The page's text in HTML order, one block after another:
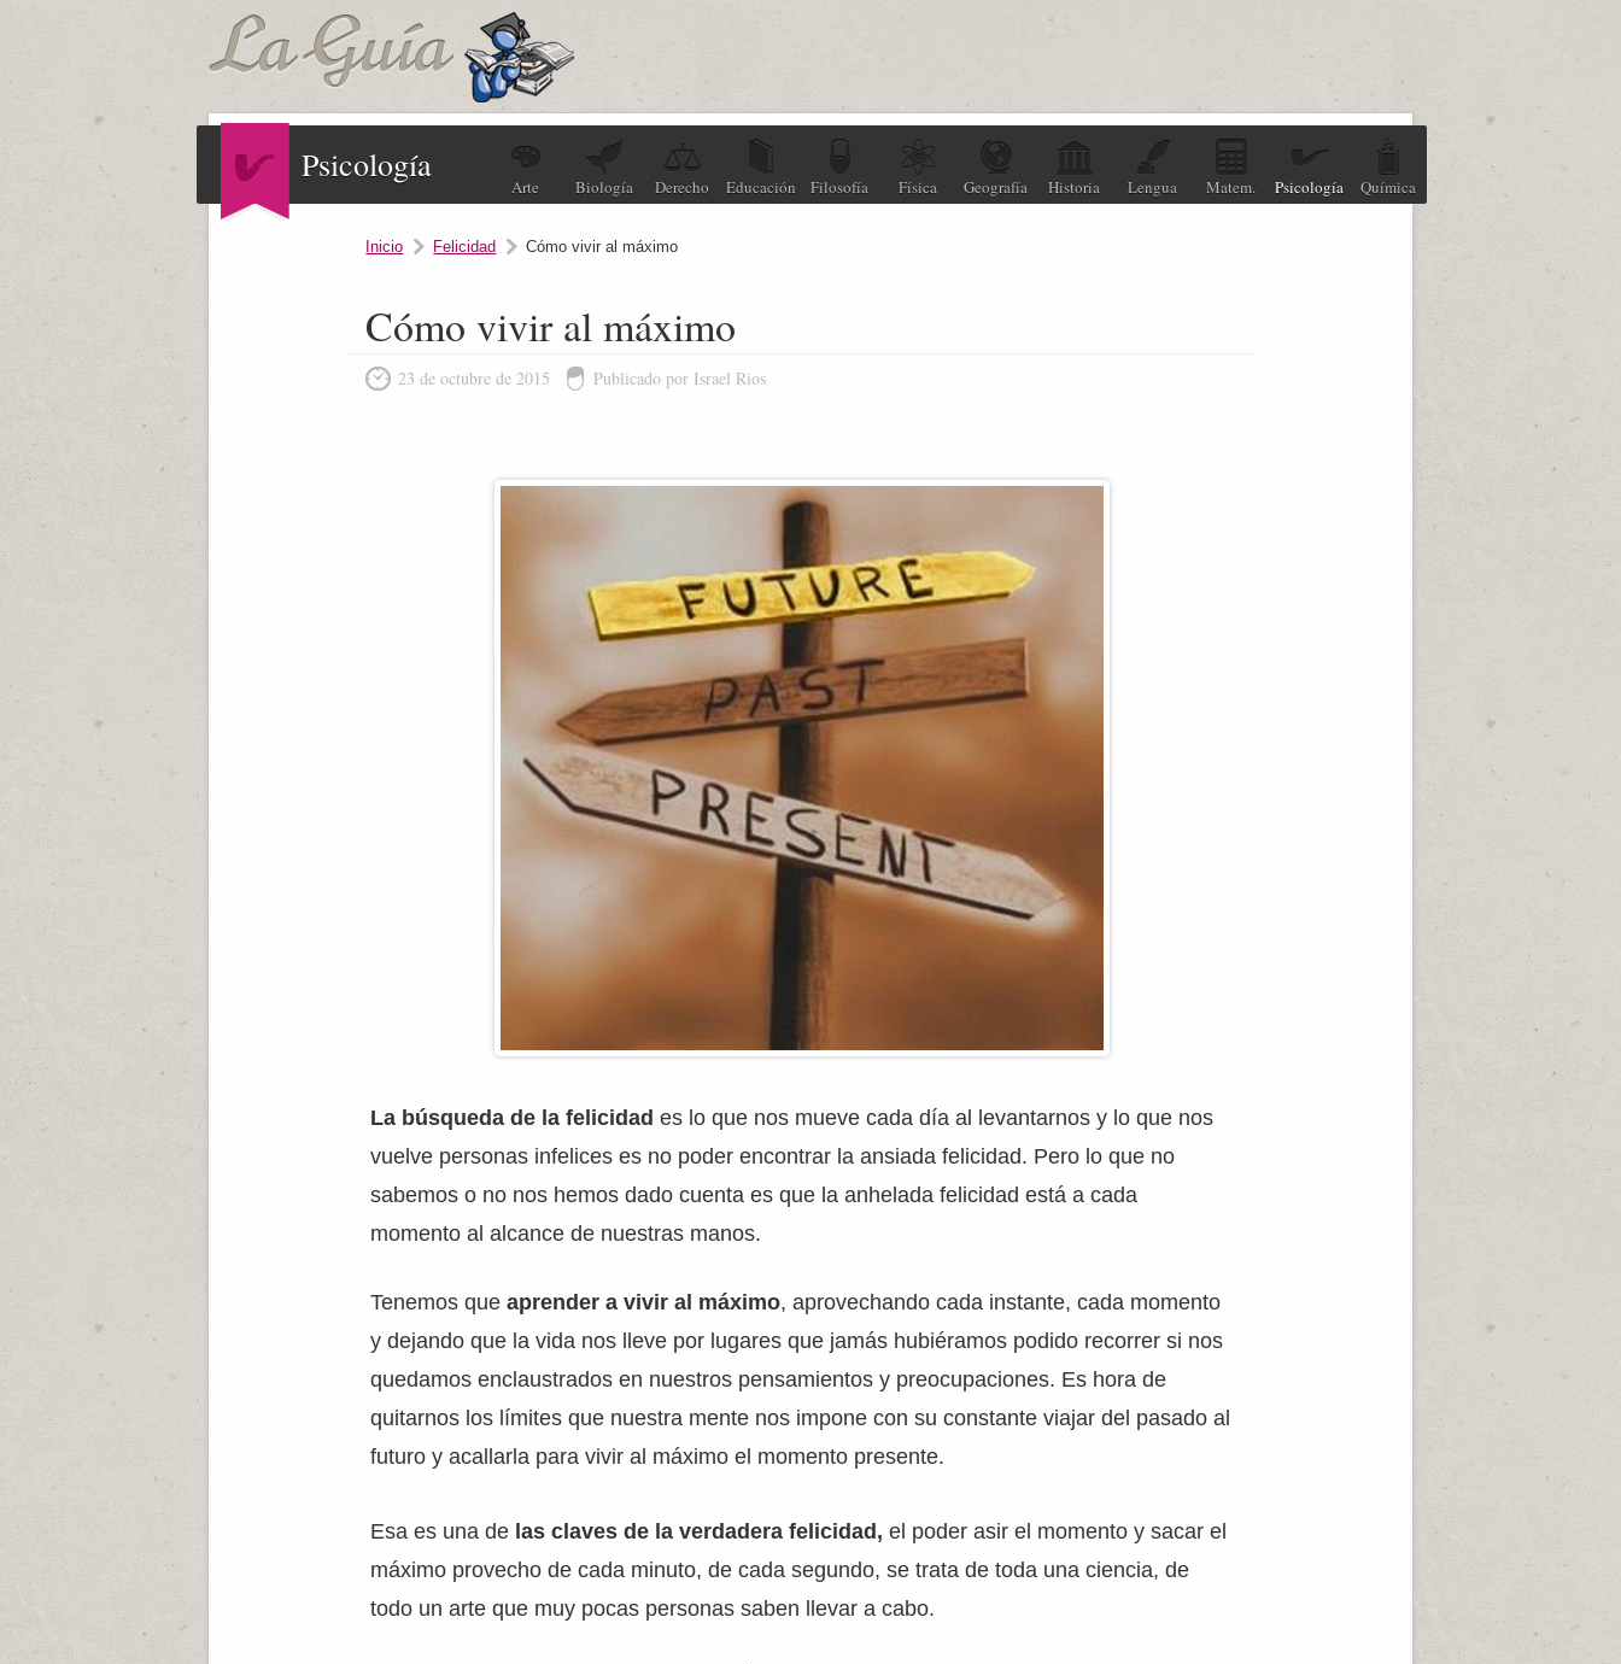
Psicología
Arte Biología Derecho Educación Filosofía Física Geografía Historia Lengua Matem. Psicología Química
Inicio Felicidad Cómo vivir al máximo
Cómo vivir al máximo
23 de octubre de 2015 Publicado por Israel Rios
La búsqueda de la felicidad es lo que nos mueve cada día al levantarnos y lo que nos
vuelve personas infelices es no poder encontrar la ansiada felicidad. Pero lo que no
sabemos o no nos hemos dado cuenta es que la anhelada felicidad está a cada
momento al alcance de nuestras manos.
Tenemos queaprender a vivir al máximo, aprovechando cada instante, cada momento
y dejando que la vida nos lleve por lugares que jamás hubiéramos podido recorrer si nos
quedamos enclaustrados en nuestros pensamientos y preocupaciones. Es hora de
quitarnos los límites que nuestra mente nos impone con su constante viajar del pasado al
futuro y acallarla para vivir al máximo el momento presente.
Esa es una de las claves de la verdadera felicidad, el poder asir el momento y sacar el
máximo provecho de cada minuto, de cada segundo, se trata de toda una ciencia, de
todo un arte que muy pocas personas saben llevar a cabo.